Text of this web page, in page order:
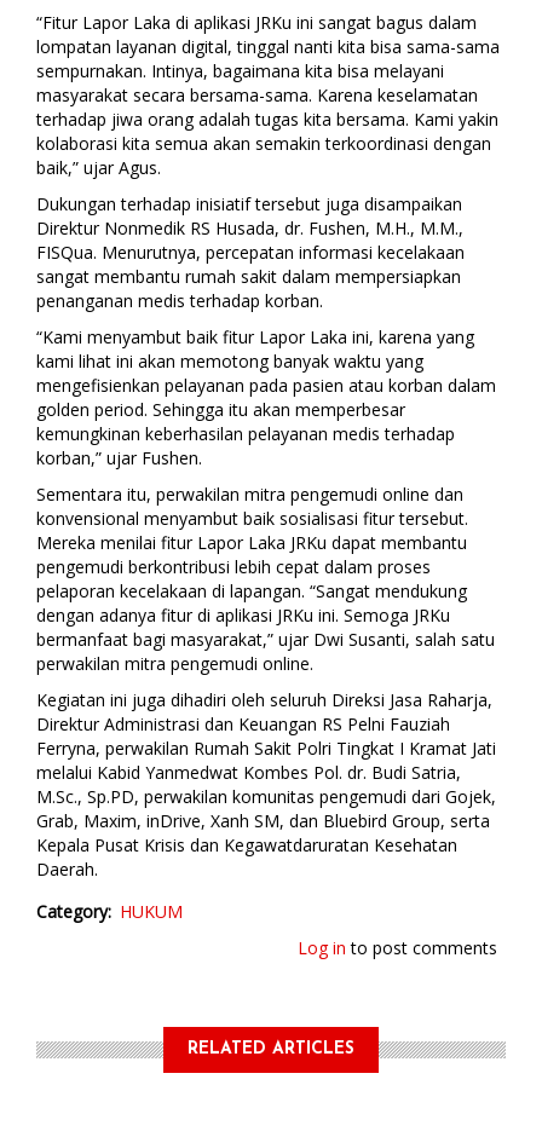
“Fitur Lapor Laka di aplikasi JRKu ini sangat bagus dalam
lompatan layanan digital, tinggal nanti kita bisa sama-sama
sempurnakan. Intinya, bagaimana kita bisa melayani
masyarakat secara bersama-sama. Karena keselamatan
terhadap jiwa orang adalah tugas kita bersama. Kami yakin
kolaborasi kita semua akan semakin terkoordinasi dengan
baik,” ujar Agus.
Dukungan terhadap inisiatif tersebut juga disampaikan
Direktur Nonmedik RS Husada, dr. Fushen, M.H., M.M.,
FISQua. Menurutnya, percepatan informasi kecelakaan
sangat membantu rumah sakit dalam mempersiapkan
penanganan medis terhadap korban.
“Kami menyambut baik fitur Lapor Laka ini, karena yang
kami lihat ini akan memotong banyak waktu yang
mengefisienkan pelayanan pada pasien atau korban dalam
golden period. Sehingga itu akan memperbesar
kemungkinan keberhasilan pelayanan medis terhadap
korban,” ujar Fushen.
Sementara itu, perwakilan mitra pengemudi online dan
konvensional menyambut baik sosialisasi fitur tersebut.
Mereka menilai fitur Lapor Laka JRKu dapat membantu
pengemudi berkontribusi lebih cepat dalam proses
pelaporan kecelakaan di lapangan. “Sangat mendukung
dengan adanya fitur di aplikasi JRKu ini. Semoga JRKu
bermanfaat bagi masyarakat,” ujar Dwi Susanti, salah satu
perwakilan mitra pengemudi online.
Kegiatan ini juga dihadiri oleh seluruh Direksi Jasa Raharja,
Direktur Administrasi dan Keuangan RS Pelni Fauziah
Ferryna, perwakilan Rumah Sakit Polri Tingkat I Kramat Jati
melalui Kabid Yanmedwat Kombes Pol. dr. Budi Satria,
M.Sc., Sp.PD, perwakilan komunitas pengemudi dari Gojek,
Grab, Maxim, inDrive, Xanh SM, dan Bluebird Group, serta
Kepala Pusat Krisis dan Kegawatdaruratan Kesehatan
Daerah.
Category HUKUM
Log in to post comments
RELATED ARTICLES